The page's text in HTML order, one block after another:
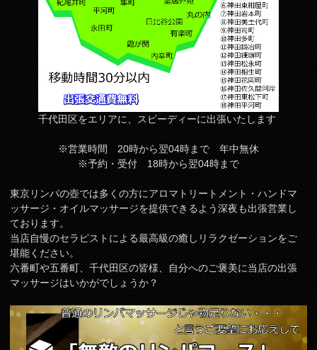
千代田区をエリアに、スピーディーに出張いたします
※営業時間 20時から翌04時まで 年中無休
※予約・受付 18時から翌04時まで
東京リンパの壺では多くの方にアロマトリートメント・ハンドマ
ッサージ・オイルマッサージを提供できるよう深夜も出張営業し
ております。
当店自慢のセラピストによる最高級の癒しリラクゼーションをご
堪能ください。
六番町や五番町、千代田区の皆様、自分へのご褒美に当店の出張
マッサージはいかがでしょうか？